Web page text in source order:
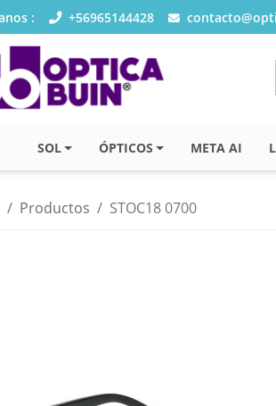
: +56965144428
SOL ÓPTICOS META AI
Productos STOC18 0700